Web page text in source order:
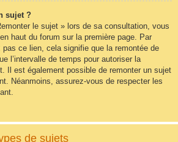
sujet ?
le sujet » lors de sa consultation, vous
haut du forum sur la première page. Par
ce lien, cela signifie que la remontée de
l’intervalle de temps pour autoriser la
Il est également possible de remonter un sujet
Néanmoins, assurez-vous de respecter les
de sujets